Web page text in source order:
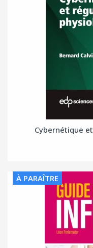
Cybernétique
À PARAÎTRE